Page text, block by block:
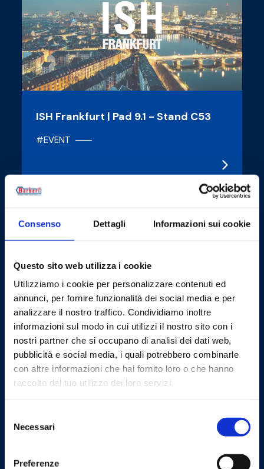
Consenso Dettagli Informazioni sui cookie
Questo sito web utilizza i cookie
Utilizziamo i cookie per personalizzare contenuti ed
annunci, per fornire funzionalità dei social media e per
analizzare il nostro traffico. Condividiamo inoltre
informazioni sul modo in cui utilizzi il nostro sito con i
nostri partner che si occupano di analisi dei dati web,
pubblicità e social media, i quali potrebbero combinarle
con altre informazioni che hai fornito loro o che hanno
raccolto dal tuo utilizzo dei loro servizi.
delNecessari
Preferenze
ISH Frankfurt | Pad 9.1 - Stand C53
#EVENT
12/03/2024
MCE Milan | Pad 4 - Stand D33 E34
#EVENT